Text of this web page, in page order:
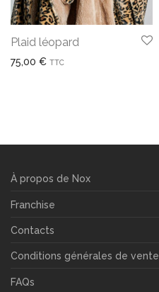
Plaid léopard
75,00 € TTC
À propos de Nox
Franchise
Contacts
Conditions générales de vente
FAQs